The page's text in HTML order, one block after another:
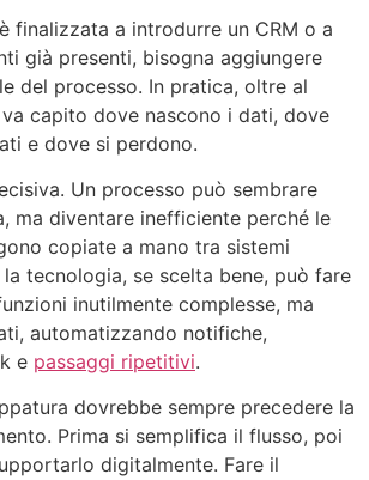
finalizzata a introdurre un CRM o a
già presenti, bisogna aggiungere
del processo. In pratica, oltre al
capito dove nascono i dati, dove
e dove si perdono.
Un processo può sembrare
ma diventare inefficiente perché le
copiate a mano tra sistemi
tecnologia, se scelta bene, può fare
inutilmente complesse, ma
automatizzando notifiche,
e passaggi ripetitivi.
dovrebbe sempre precedere la
Prima si semplifica il flusso, poi
digitalmente. Fare il